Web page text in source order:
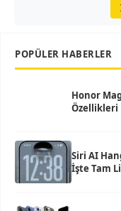
POPÜLER HABERLER
Honor
Özellikleri
Siri AI
İşte Tam